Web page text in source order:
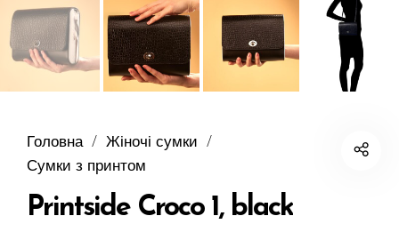
Головна / Жіночі сумки
/
Сумки з принтом
Printside Croco 1, black